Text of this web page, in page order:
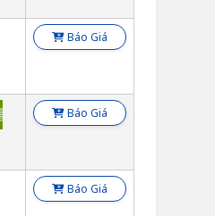
Báo Giá
Báo Giá
Báo Giá